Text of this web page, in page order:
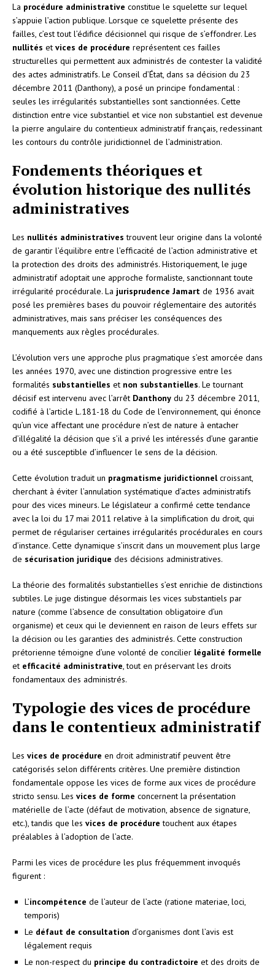
La procédure administrative constitue le squelette sur lequel
s’appuie l’action publique. Lorsque ce squelette présente des
failles, c’est tout l’édifice décisionnel qui risque de s’effondrer. Les
nullités et vices de procédure représentent ces failles
structurelles qui permettent aux administrés de contester la validité
des actes administratifs. Le Conseil d’État, dans sa décision du 23
décembre 2011 (Danthony), a posé un principe fondamental :
seules les irrégularités substantielles sont sanctionnées. Cette
distinction entre vice substantiel et vice non substantiel est devenue
la pierre angulaire du contentieux administratif français, redessinant
les contours du contrôle juridictionnel de l’administration.
Fondements théoriques et
évolution historique des nullités
administratives
Les nullités administratives trouvent leur origine dans la volonté
de garantir l’équilibre entre l’efficacité de l’action administrative et
la protection des droits des administrés. Historiquement, le juge
administratif adoptait une approche formaliste, sanctionnant toute
irrégularité procédurale. La jurisprudence Jamart de 1936 avait
posé les premières bases du pouvoir réglementaire des autorités
administratives, mais sans préciser les conséquences des
manquements aux règles procédurales.
L’évolution vers une approche plus pragmatique s’est amorcée dans
les années 1970, avec une distinction progressive entre les
formalités substantielles et non substantielles. Le tournant
décisif est intervenu avec l’arrêt Danthony du 23 décembre 2011,
codifié à l’article L.181-18 du Code de l’environnement, qui énonce
qu’un vice affectant une procédure n’est de nature à entacher
d’illégalité la décision que s’il a privé les intéressés d’une garantie
ou a été susceptible d’influencer le sens de la décision.
Cette évolution traduit un pragmatisme juridictionnelcroissant,
cherchant à éviter l’annulation systématique d’actes administratifs
pour des vices mineurs. Le législateur a confirmé cette tendance
avec la loi du 17 mai 2011 relative à la simplification du droit, qui
permet de régulariser certaines irrégularités procédurales en cours
d’instance. Cette dynamique s’inscrit dans un mouvement plus large
de sécurisation juridique des décisions administratives.
La théorie des formalités substantielles s’est enrichie de distinctions
subtiles. Le juge distingue désormais les vices substantiels par
nature (comme l’absence de consultation obligatoire d’un
organisme) et ceux qui le deviennent en raison de leurs effets sur
la décision ou les garanties des administrés. Cette construction
prétorienne témoigne d’une volonté de concilier légalité formelle
et efficacité administrative, tout en préservant les droits
fondamentaux des administrés.
Typologie des vices de procédure
dans le contentieux administratif
Les vices de procédure en droit administratif peuvent être
catégorisés selon différents critères. Une première distinction
fondamentale oppose les vices de forme aux vices de procédure
stricto sensu. Les vices de forme concernent la présentation
matérielle de l’acte (défaut de motivation, absence de signature,
etc.), tandis que les vices de procédure touchent aux étapes
préalables à l’adoption de l’acte.
Parmi les vices de procédure les plus fréquemment invoqués
figurent :
L’incompétence de l’auteur de l’acte (ratione materiae, loci,
temporis)
Le défaut de consultation d’organismes dont l’avis est
légalement requis
Le non-respect du principe du contradictoire et des droits de